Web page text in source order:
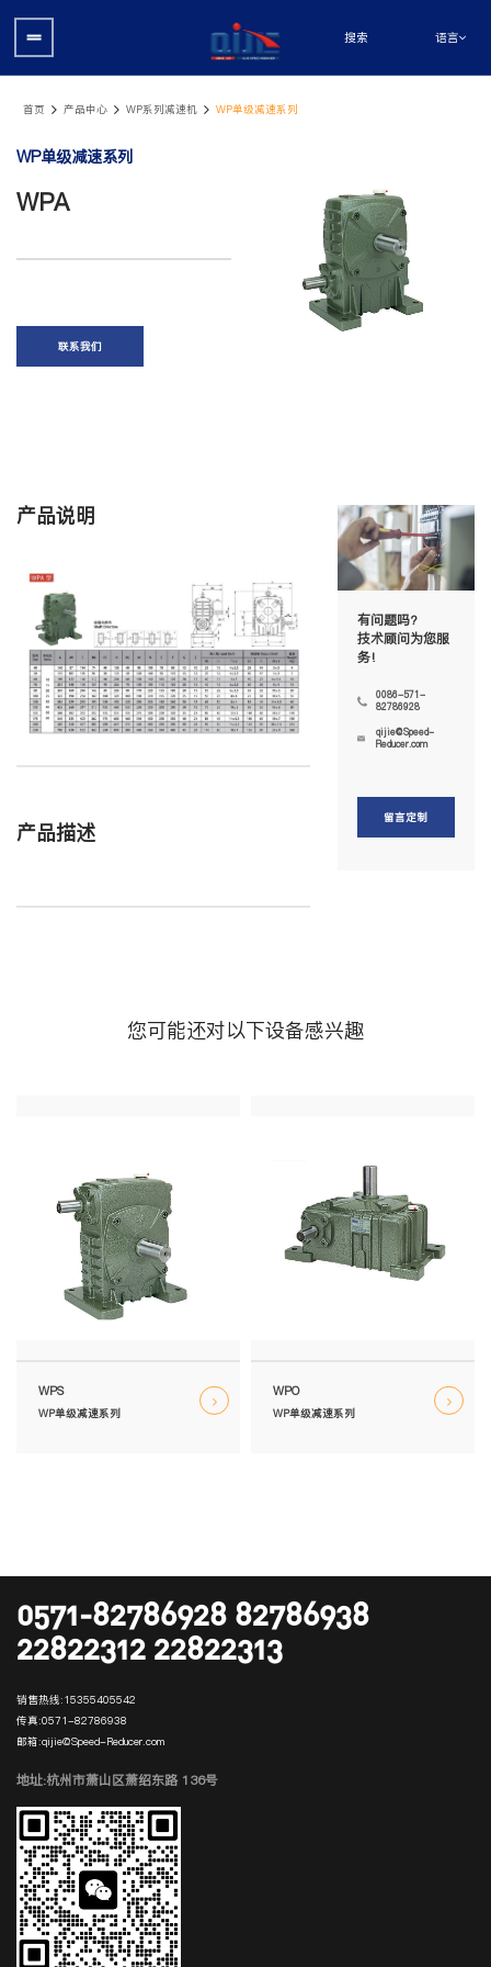
搜索 语言
首页 产品中心 WP系列减速机 WP单级减速系列
WP单级减速系列
WPA
联系我们
产品说明
产品描述
有问题吗?
技术顾问为您服
务!
0086-571-
82786928
qijie@Speed-
Reducer.com
留言定制
您可能还对以下设备感兴趣
WPS
WP单级减速系列
WPO
WP单级减速系列
0571-82786928 82786938
22822312 22822313
销售热线:15355405542
传真:0571-82786938
邮箱:qijie@Speed-Reducer.com
地址:杭州市萧山区萧绍东路 136号